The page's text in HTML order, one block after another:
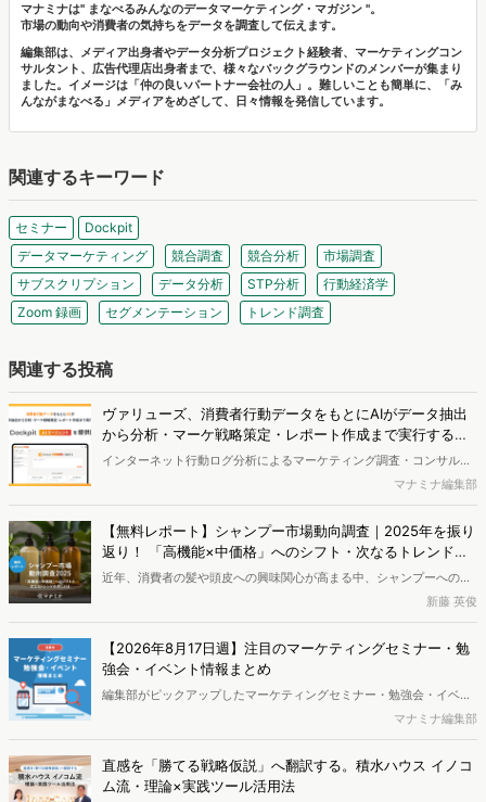
マナミナは" まなべるみんなのデータマーケティング・マガジン "。
市場の動向や消費者の気持ちをデータを調査して伝えます。
編集部は、メディア出身者やデータ分析プロジェクト経験者、マーケティングコン
サルタント、広告代理店出身者まで、様々なバックグラウンドのメンバーが集まり
ました。イメージは「仲の良いパートナー会社の人」。難しいことも簡単に、「み
んながまなべる」メディアをめざして、日々情報を発信しています。
関連するキーワード
セミナー
Dockpit
データマーケティング
競合調査 競合分析
市場調査
サブスクリプション
データ分析 STP分析
行動経済学
Zoom 録画
セグメンテーション トレンド調査
関連する投稿
ヴァリューズ、消費者行動データをもとにAIがデータ抽出
から分析・マーケ戦略策定・レポート作成まで実行する
「Dockpit AIエージェント」を提供開始
インターネット行動ログ分析によるマーケティング調査・コンサルテ
ィングサービスを提供する株式会社ヴァリューズは、国内最大規模
250万人のWeb行動ログデータを基盤としたマーケティングリサーチ
エンジン「Dockpit（ドックピット）」の新機能として、AIが市場分
析から仮説構築、レポート作成までを自律的にサポートする
「Dockpit AIエージェント」の提供を開始いたしました。
マナミナ編集部
【無料レポート】シャンプー市場動向調査｜2025年を振り
返り！ 「高機能×中価格」へのシフト・次なるトレンドの
兆し
近年、消費者の髪や頭皮への興味関心が高まる中、シャンプーへの支
出額は増加傾向にあります。本レポートでは、独自のWeb行動ログデ
ータをもとに2025年のシャンプー市場を分析しました。その結果、
検討段階において、高い外部評価（口コミやベストコスメ受賞など）
と優れた機能性を両立した「中価格帯の新興ブランド」へ支持がシフ
トしている実態が明らかとなりました。また、長年の実績とステータ
スを誇る高価格帯ブランドも根強い支持を集めています。さらに次な
るトレンドとして、香りの変化や、タイパ・衛生面に優れる「吊り下
げパウチ」の普及の兆しについても考察します。
新藤 英俊
【2026年8月17日週】注目のマーケティングセミナー・勉
強会・イベント情報まとめ
編集部がピックアップしたマーケティングセミナー・勉強会・イベン
マナミナ編集部
直感を「勝てる戦略仮説」へ翻訳する。積水ハウス イノコ
ム流・理論×実践ツール活用法